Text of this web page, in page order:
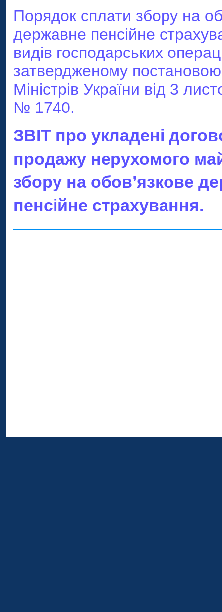
Порядок сплати збору на
державне пенсійне
видів господарських
затвердженому постановою
Міністрів України від 3
№ 1740.
ЗВІТ про укладені
продажу нерухомого
збору на обов’язкове
пенсійне страхування.